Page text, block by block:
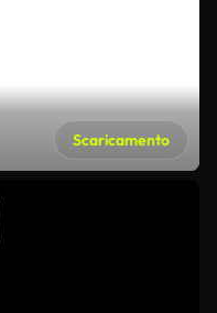
Scaricamento